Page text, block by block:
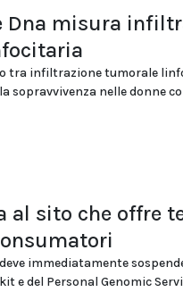
Dna misura
tra infiltrazione tumorale
sopravvivenza nelle donne
al sito che offre
immediatamente
e del Personal Genomic